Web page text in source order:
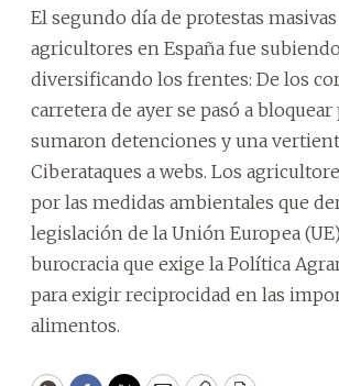
El segundo día de protestas
agricultores en España fue
diversificando los frentes: De los
carretera de ayer se pasó a bloquear
sumaron detenciones y una
Ciberataques a webs. Los
por las medidas ambientales que
legislación de la Unión Europea
burocracia que exige la Política
para exigir reciprocidad en las
alimentos.